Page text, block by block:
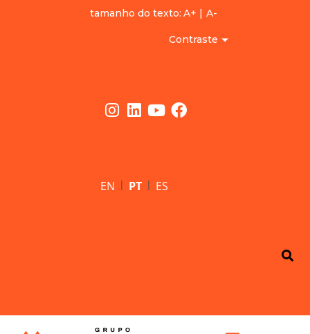
tamanho do texto: A+ | A-
Contraste
EN | PT | ES